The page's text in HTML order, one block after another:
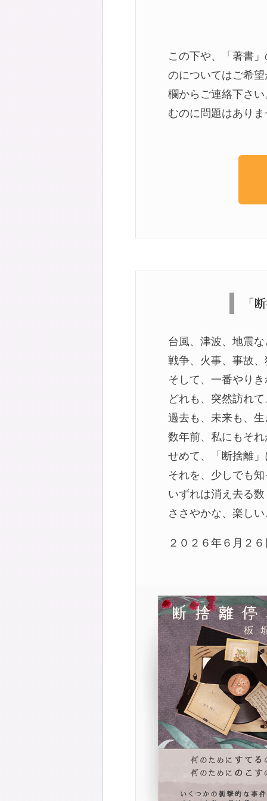
この下や、「著書
のについてはご希
欄からご連絡下さ
むのに問題はあり
「
台風、津波、地震
戦争、火事、事故
そして、一番やり
どれも、突然訪れ
過去も、未来も、
数年前、私にもそ
せめて、「断捨離
それを、少しでも
いずれは消え去る
ささやかな、楽し
２０２６年６月２６